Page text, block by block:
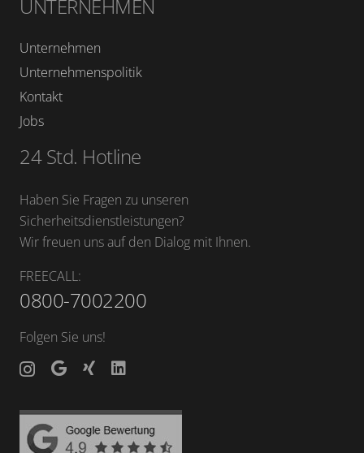
UNTERNEHMEN
Unternehmen
Unternehmenspolitik
Kontakt
Jobs
24 Std. Hotline
Haben Sie Fragen zu unseren
Sicherheitsdienstleistungen?
Wir freuen uns auf den Dialog mit Ihnen.
FREECALL:
0800-7002200
Folgen Sie uns!